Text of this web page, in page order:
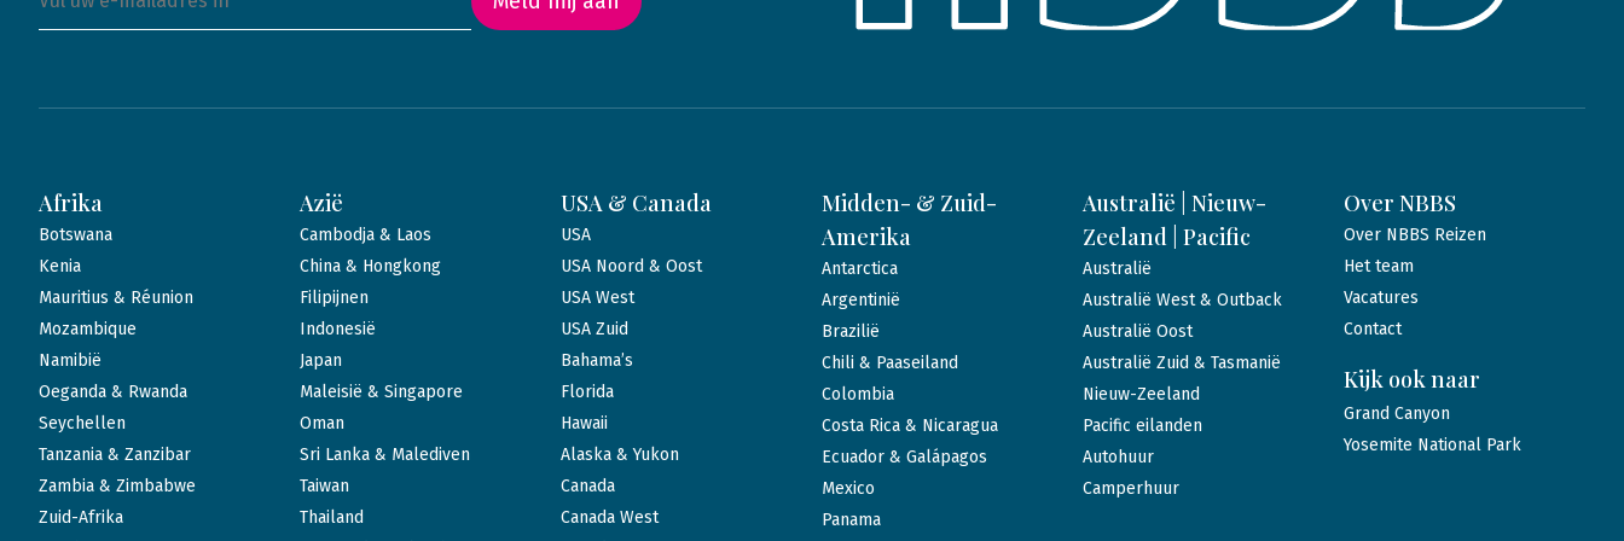
Afrika
Botswana
Kenia
Mauritius & Réunion
Mozambique
Namibië
Oeganda & Rwanda
Seychellen
Tanzania & Zanzibar
Zambia & Zimbabwe
Zuid-Afrika
Azië
Cambodja & Laos
China & Hongkong
Filipijnen
Indonesië
Japan
Maleisië & Singapore
Oman
Sri Lanka & Malediven
Taiwan
Thailand
USA & Canada
USA
USA Noord & Oost
USA West
USA Zuid
Bahama’s
Florida
Hawaii
Alaska & Yukon
Canada
Canada West
Midden- & Zuid-
Amerika
Antarctica
Argentinië
Brazilië
Chili & Paaseiland
Colombia
Costa Rica & Nicaragua
Ecuador & Galápagos
Mexico
Panama
Australië | Nieuw-
Zeeland | Pacific
Australië
Australië West & Outback
Australië Oost
Australië Zuid & Tasmanië
Nieuw-Zeeland
Pacific eilanden
Autohuur
Camperhuur
Over NBBS
Over NBBS Reizen
Het team
Vacatures
Contact
Kijk ook naar
Grand Canyon
Yosemite National Park